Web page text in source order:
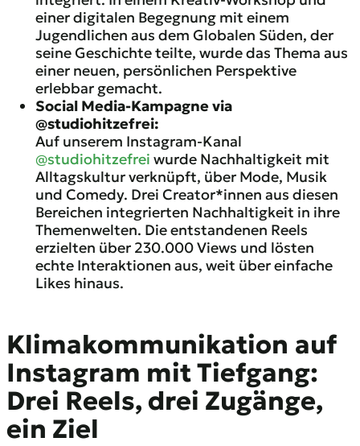
einer digitalen Begegnung mit einem
Jugendlichen aus dem Globalen Süden, der
seine Geschichte teilte, wurde das Thema aus
einer neuen, persönlichen Perspektive
erlebbar gemacht.
Social Media-Kampagnevia
@studiohitzefrei:
Auf unserem Instagram-Kanal
@studiohitzefrei wurde Nachhaltigkeit mit
Alltagskultur verknüpft, über Mode, Musik
und Comedy. Drei Creator*innen aus diesen
Bereichen integrierten Nachhaltigkeit in ihre
Themenwelten. Die entstandenen Reels
erzielten über 230.000 Views und lösten
echte Interaktionen aus, weit über einfache
Likes hinaus.
Klimakommunikation auf
Instagram mit Tiefgang:
Drei Reels, drei Zugänge,
ein Ziel